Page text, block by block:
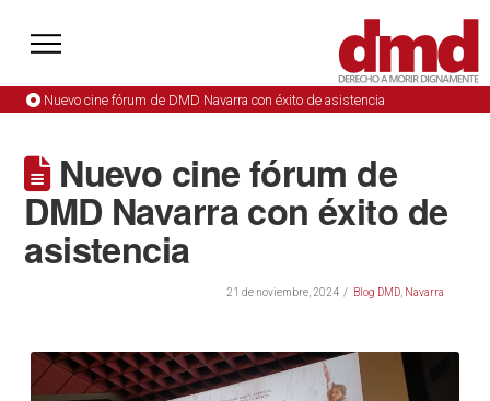
Nuevo cine fórum de DMD Navarra con éxito de asistencia
Nuevo cine fórum de
DMD Navarra con éxito de
asistencia
21 de noviembre, 2024 Blog DMD, Navarra